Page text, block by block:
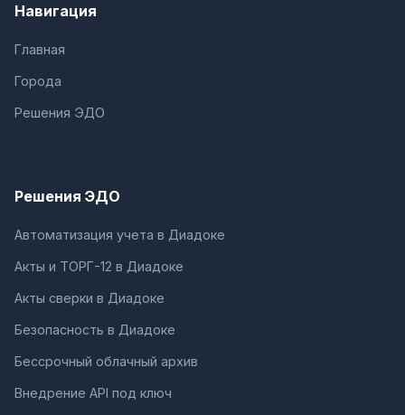
Навигация
Главная
Города
Решения ЭДО
Решения ЭДО
Автоматизация учета в Диадоке
Акты и ТОРГ-12 в Диадоке
Акты сверки в Диадоке
Безопасность в Диадоке
Бессрочный облачный архив
Внедрение API под ключ